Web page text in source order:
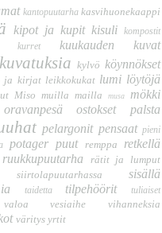
kantopuutarha kasvihuonekaappi
kipot ja kupit kisuli kompostit
kurret kuukauden kuvat
kuvatuksia kylvö köynnökset
ja kirjat leikkokukat lumi löytöjä
Miso muilla mailla musa
mökki
oravanpesä ostokset palsta
pelargonit pensaat pieni
potager puut remppa retkellä
ruukkupuutarha rätit ja lumput
siirtolapuutarhassa
sisällä
taidetta tilpehöörit tuliaiset
valoa vesiaihe vihanneksia
väritys yrtit